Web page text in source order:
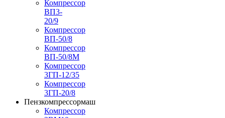
Компрессор
ВП3-
20/9
Компрессор
ВП-50/8
Компрессор
ВП-50/8М
Компрессор
3ГП-12/35
Компрессор
3ГП-20/8
Пензкомпрессормаш
Компрессор